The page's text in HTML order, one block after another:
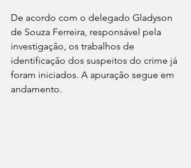
De acordo com o delegado Gladyson
de Souza Ferreira, responsável pela
investigação, os trabalhos de
identificação dos suspeitos do crime já
foram iniciados. A apuração segue em
andamento.